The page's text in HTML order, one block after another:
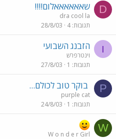
D שאאאאאאלום!!!!
dra cool la
תגובות 4
28/8/03
ו הזבנג השבועי
וינטרפרש
תגובות 1
27/8/03
P בוקר טוב לכולם...
purple cat
תגובות 1
24/8/03
W
W o n d e r Girl